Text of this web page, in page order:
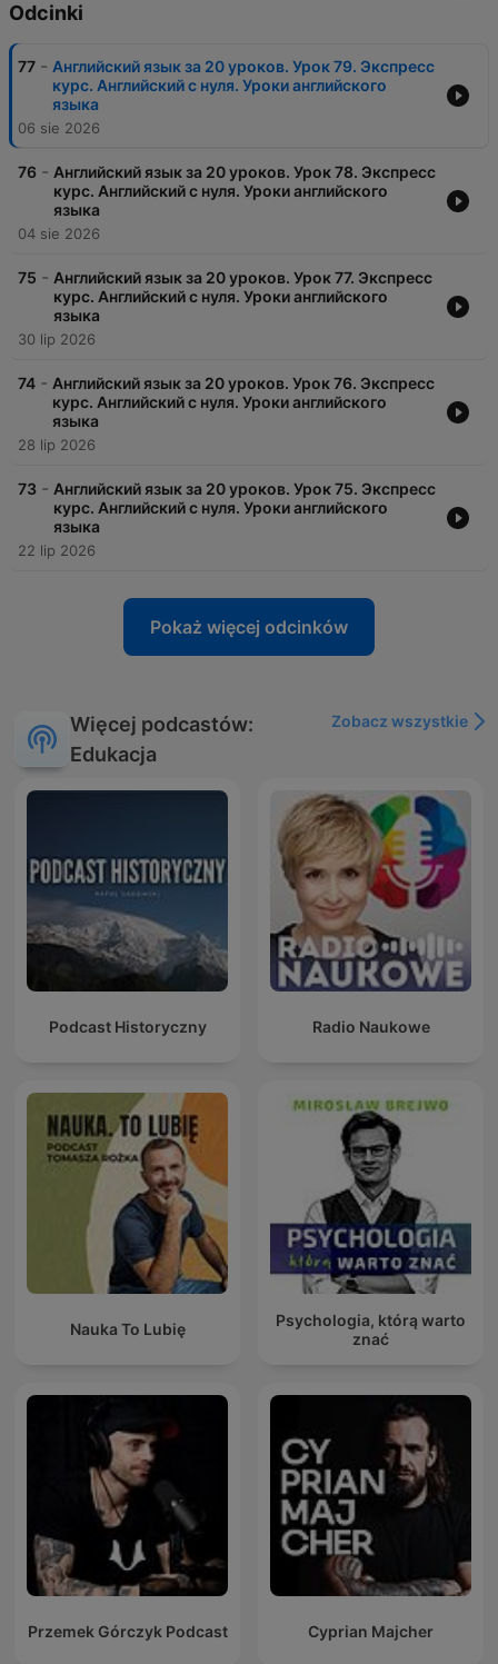
Odcinki
77 - Английский язык за 20 уроков. Урок 79. Экспресс
курс. Английский с нуля. Уроки английского
языка
06 sie 2026
76 - Английский язык за 20 уроков. Урок 78. Экспресс
курс. Английский с нуля. Уроки английского
языка
04 sie 2026
75 - Английский язык за 20 уроков. Урок 77. Экспресс
курс. Английский с нуля. Уроки английского
языка
30 lip 2026
74 - Английский язык за 20 уроков. Урок 76. Экспресс
курс. Английский с нуля. Уроки английского
языка
28 lip 2026
73 - Английский язык за 20 уроков. Урок 75. Экспресс
курс. Английский с нуля. Уроки английского
языка
22 lip 2026
Pokaż więcej odcinków
Więcej podcastów:
Edukacja
Zobacz wszystkie
Podcast Historyczny Radio Naukowe
Nauka To Lubię
Psychologia, którą warto
znać
Przemek Górczyk Podcast Cyprian Majcher